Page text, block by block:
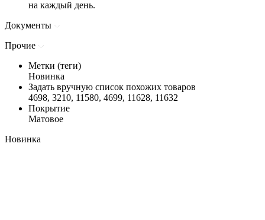
на каждый день.
Документы
Прочие
Метки (теги)
Новинка
Задать вручную список похожих товаров
4698, 3210, 11580, 4699, 11628, 11632
Покрытие
Матовое
Новинка